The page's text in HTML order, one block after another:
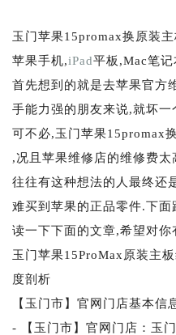
玉门苹果15promax换原装
苹果手机,iPad平板,Mac笔
首先想到的就是去苹果官方
手能力强的朋友来说,就坏
可不必,玉门苹果15promax
,况且苹果维修店的维修费
往往有这种想法的人最终还
难买到苹果的正品零件.下面
读一下下面的文章,希望对你
玉门苹果15ProMax原装主
度剖析
【玉门市】官网门店基本信
- 【玉门市】官网门店：玉